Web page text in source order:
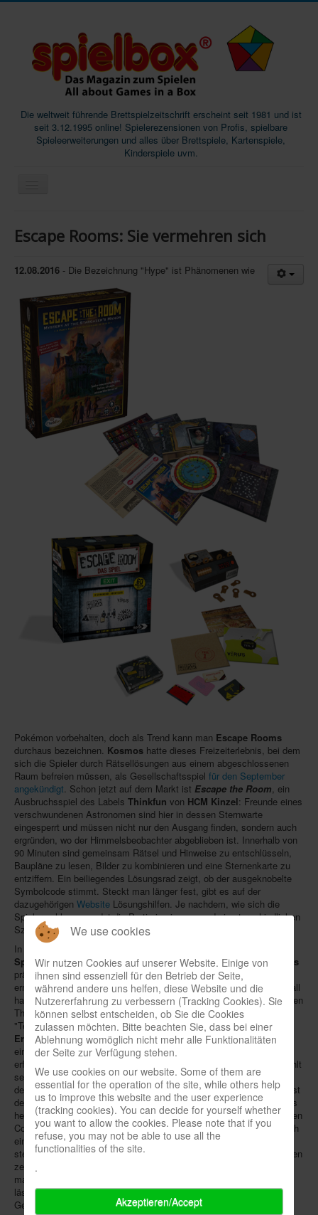
Die weltweit führende Brettspielzeitschrift erscheint seit 1981 und ist
seit 3.12.1995 online! Spielerezensionen von Profis, spielbare
Spieleerweiterungen und alles über Brettspiele, Kartenspiele,
Kinderspiele uvm.
Magazine
Abos/Subscriptions
Podcast
SpieleMag
Infos
Shop
Download spielbox Special 2025
Newsletter
Spieledatenbank
Neuheiten-New Games
Preise-Awards
Branchen-/Wirtschaftsnews
Interviews
Crowdfunding
Veranstaltungen-Events
In eigener Sache-On our own behalf
Archivierte Meldungen-News archive
Escape Rooms: Sie vermehren sich
12.08.2016 - Die Bezeichnung "Hype" ist Phänomenen wie
Pokémon vorbehalten, doch als Trend kann man Escape Rooms
durchaus bezeichnen. Kosmos hatte dieses Freizeiterlebnis, bei dem
sich die Spieler durch Rätsellösungen aus einem abgeschlossenen
Raum befreien müssen, als Gesellschaftsspiel für den September
angekündigt. Schon jetzt auf dem Markt ist Escape the Room, ein
Ausbruchsspiel des Labels Thinkfun von HCM Kinzel: Freunde eines
verschwundenen Astronomen sind hier in dessen Sternwarte
eingesperrt und müssen nicht nur den Ausgang finden, sondern auch
ergründen, wo der Himmelsbeobachter abgeblieben ist. Innerhalb von
90 Minuten sind gemeinsam Rätsel und Hinweise zu entschlüsseln,
Baupläne zu lesen, Bilder zu kombinieren und eine Sternenkarte zu
entziffern. Ein beiliegendes Lösungsrad zeigt, ob der ausgeknobelte
Symbolcode stimmt. Steckt man länger fest, gibt es auf der
dazugehörigen Website Lösungshilfen. Je nachdem, wie sich die
Spieler schlagen, endet die Partie in einem von drei unterschiedlichen
Szenarien.
In Nordamerika hat der kanadische Spielzeug- und Spielehersteller
Spin MasterderweilEscape Room - Das SpielvonIdentity Games
präsentiert: Auch darin versuchen alle im Team, einen Code zu
ermitteln, bevor die Uhr ganz heruntergezählt hat, doch in diesem Fall
haben sie nur eine Stunde Zeit. Mitgeliefert werden vier Räume zu den
Themen "Gefängnisausbruch", "Virus", "Nuklearer Countdown" und
"Tempel der Azteken", für Januar 2017 sind schon die ersten
Erweiterungenangekündigt. Ein Video dazu gibt eshier. Mit Hilfe
einerApplassen sich Hintergrundmusik einspielen und ein Foto der
erfolgreichen Runde auf sozialen Medien teilen. Spin Master empfiehlt
seinen Escape Room für Spieler ab 16 Jahren. In Deutschland wird
der Titel ab dem 1.9. vonNorisvertrieben. Alleinstellungsmerkmal ist
der "
Chrono Decoder": Das elektronische Kästchen zählt gnadenlos
herunter, kennt alle Antworten und zieht für jeden falsch eingegebenen
Code eine Minute von der verbleibenden Zeit ab. Um die Spieler noch
ein wenig mehr unter Strom zu setzen, ertönen Geräusche in
steigender Lautstärke und Dramatik, was unterbewusst an den Nerven
zerrt. Jeder der Fälle dreht sich um eine Geschichte wie die, in der
man einem Verbrecher namens Hertlein (Verlagschef
lässt grüßen) in die Freiheit folgt, dem Professor Krypton ein
Gegenmittel bringt oder die Bombe eines verrückten Pyromanen
We use cookies
Wir nutzen Cookies auf unserer Website. Einige von
ihnen sind essenziell für den Betrieb der Seite,
während andere uns helfen, diese Website und die
Nutzererfahrung zu verbessern (Tracking Cookies). Sie
können selbst entscheiden, ob Sie die Cookies
zulassen möchten. Bitte beachten Sie, dass bei einer
Ablehnung womöglich nicht mehr alle Funktionalitäten
der Seite zur Verfügung stehen.
We use cookies on our website. Some of them are
essential for the operation of the site, while others help
us to improve this website and the user experience
(tracking cookies). You can decide for yourself whether
you want to allow the cookies. Please note that if you
refuse, you may not be able to use all the
functionalities of the site.
.
Akzeptieren/Accept